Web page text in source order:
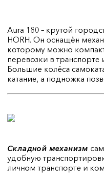
Aura 180 – крутой
HORH. Он оснащён
которому можно
перевозки в транспорте
Большие колёса
катание, а подножка
Складной механизм
удобную
личном транспорте и